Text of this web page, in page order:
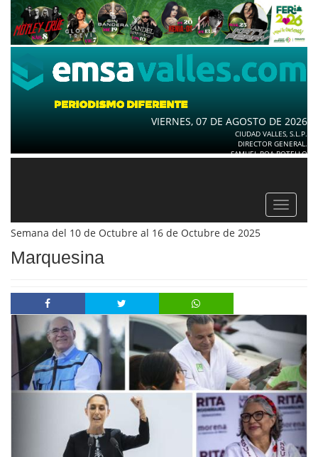
VIERNES, 07 DE AGOSTO DE 2026
CIUDAD VALLES, S.L.P.
DIRECTOR GENERAL.
SAMUEL ROA BOTELLO
Toggle
Semana del 10 de Octubre al 16 de Octubre de 2025
Marquesina